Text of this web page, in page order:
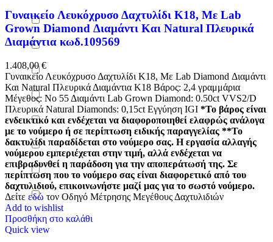
Γυναικείο Λευκόχρυσο Δαχτυλίδι Κ18, Με Lab
Grown Diamond Διαμάντι Και Natural Πλευρικά
Διαμάντια κωδ.109569
1.408,00€
Γυναικείο Λευκόχρυσο Δαχτυλίδι Κ18, Με Lab Diamond Διαμάντι
Και Natural Πλευρικά Διαμάντια K18 Βάρος: 2,4 γραμμάρια
Μέγεθος: Νο 55 Διαμάντι Lab Grown Diamond: 0.50ct VVS2/D
Πλευρικά Natural Diamonds: 0,15ct Εγγύηση IGI *Το βάρος είναι
ενδεικτικό και ενδέχεται να διαφοροποιηθεί ελαφρώς ανάλογα
με το νούμερο ή σε περίπτωση ειδικής παραγγελίας **Το
δακτυλίδι παραδίδεται στο νούμερο σας. Η εργασία αλλαγής
νούμερου εμπεριέχεται στην τιμή, αλλά ενδέχεται να
επιβραδυνθεί η παράδοση για την αποπεράτωσή της. Σε
περίπτωση που το νούμερο σας είναι διαφορετικό από του
δαχτυλιδιού, επικοινωνήστε μαζί μας για το σωστό νούμερο.
Δείτε εδώ τον Οδηγό Μέτρησης Μεγέθους Δαχτυλιδιών
Add to wishlist
Προσθήκη στο καλάθι
Quick view